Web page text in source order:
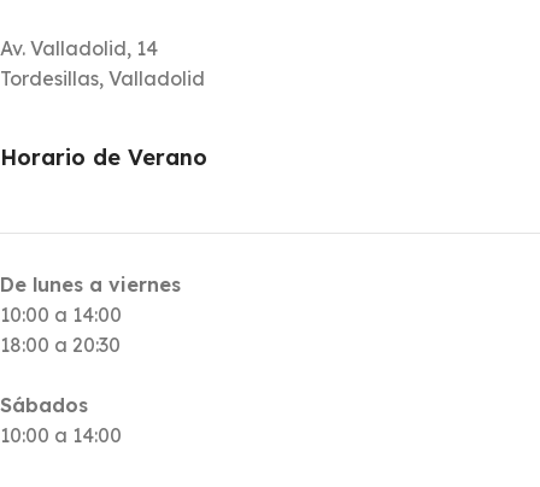
Av. Valladolid, 14
Tordesillas, Valladolid
Horario de Verano
De lunes a viernes
10:00 a 14:00
18:00 a 20:30
Sábados
10:00 a 14:00